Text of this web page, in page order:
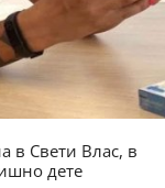
в Свети Влас, в
дете